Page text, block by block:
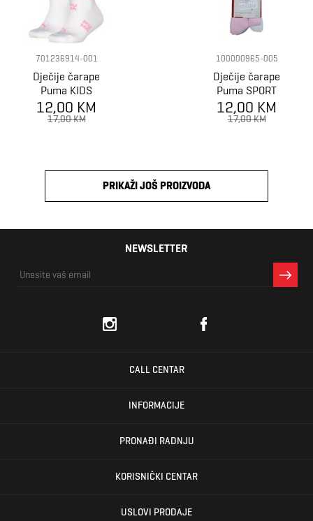
701236914-001
Dječije čarape
Puma KIDS
SQUARE LOGO
SOCK 2P
12,00 KM
17,00 KM
100000965-005
Dječije čarape
Puma SPORT
JUNIOR 3P
12,00 KM
17,00 KM
PRIKAŽI JOŠ PROIZVODA
NEWSLETTER
CALL CENTAR
INFORMACIJE
PRONAĐI RADNJU
KORISNIČKI CENTAR
USLOVI PRODAJE